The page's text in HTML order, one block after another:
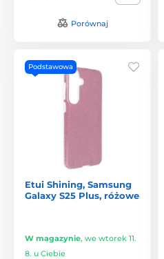
Porównaj
Podstawowa
Etui Shining, Samsung
Galaxy S25 Plus, różowe
W magazynie, we wtorek 11.
8. u Ciebie